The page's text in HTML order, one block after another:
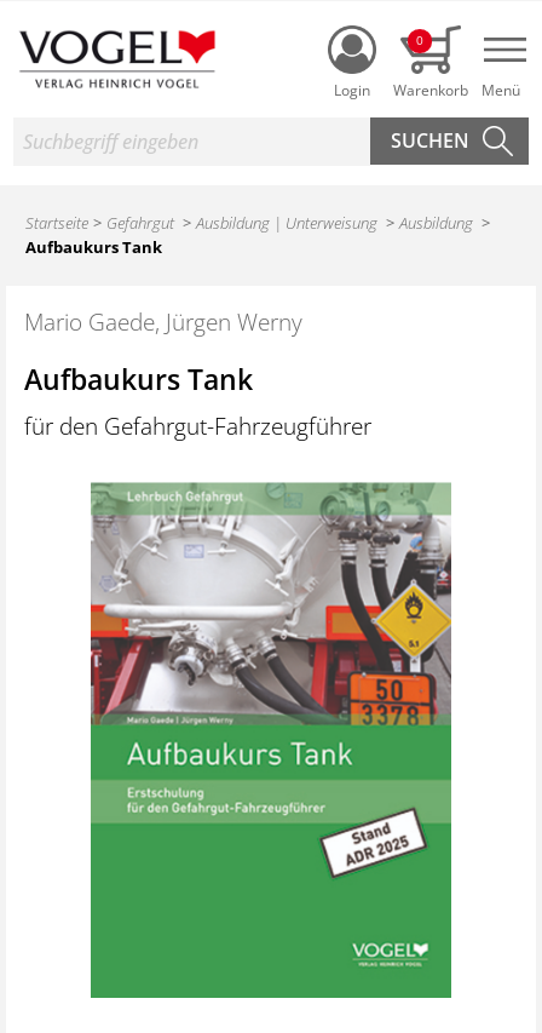
Login
0
Suche
Startseite Gefahrgut Ausbildung | Unterweisung
Ausbildung
Aufbaukurs Tank
Mario Gaede, Jürgen Werny
Aufbaukurs Tank
für den Gefahrgut-Fahrzeugführer